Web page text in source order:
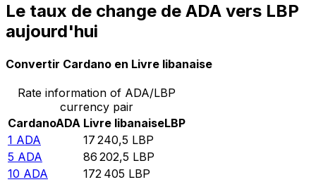
Le taux de change de ADA vers LBP
aujourd'hui
Convertir Cardano en Livre libanaise
Rate information of ADA/LBP
currency pair
CardanoADA Livre libanaiseLBP
1 ADA 17 240,5 LBP
5 ADA 86 202,5 LBP
10 ADA 172 405 LBP